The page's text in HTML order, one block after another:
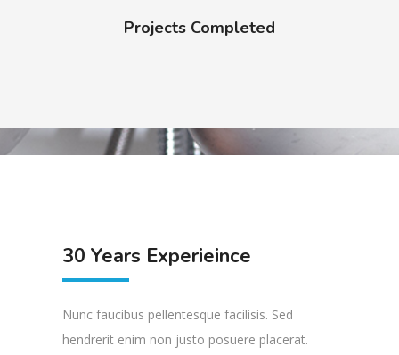
Projects Completed
30 Years Experieince
Nunc faucibus pellentesque facilisis. Sed
hendrerit enim non justo posuere placerat.